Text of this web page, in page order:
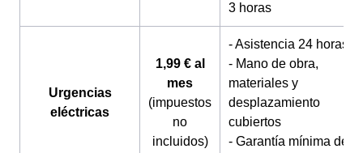
3 horas
Urgencias
eléctricas
1,99 € al
mes
(impuestos
no
incluidos)
- Asistencia 24 horas
- Mano de obra,
materiales y
desplazamiento
cubiertos
- Garantía mínima de 6